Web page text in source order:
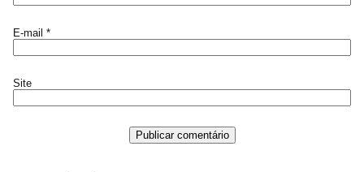
E-mail *
Site